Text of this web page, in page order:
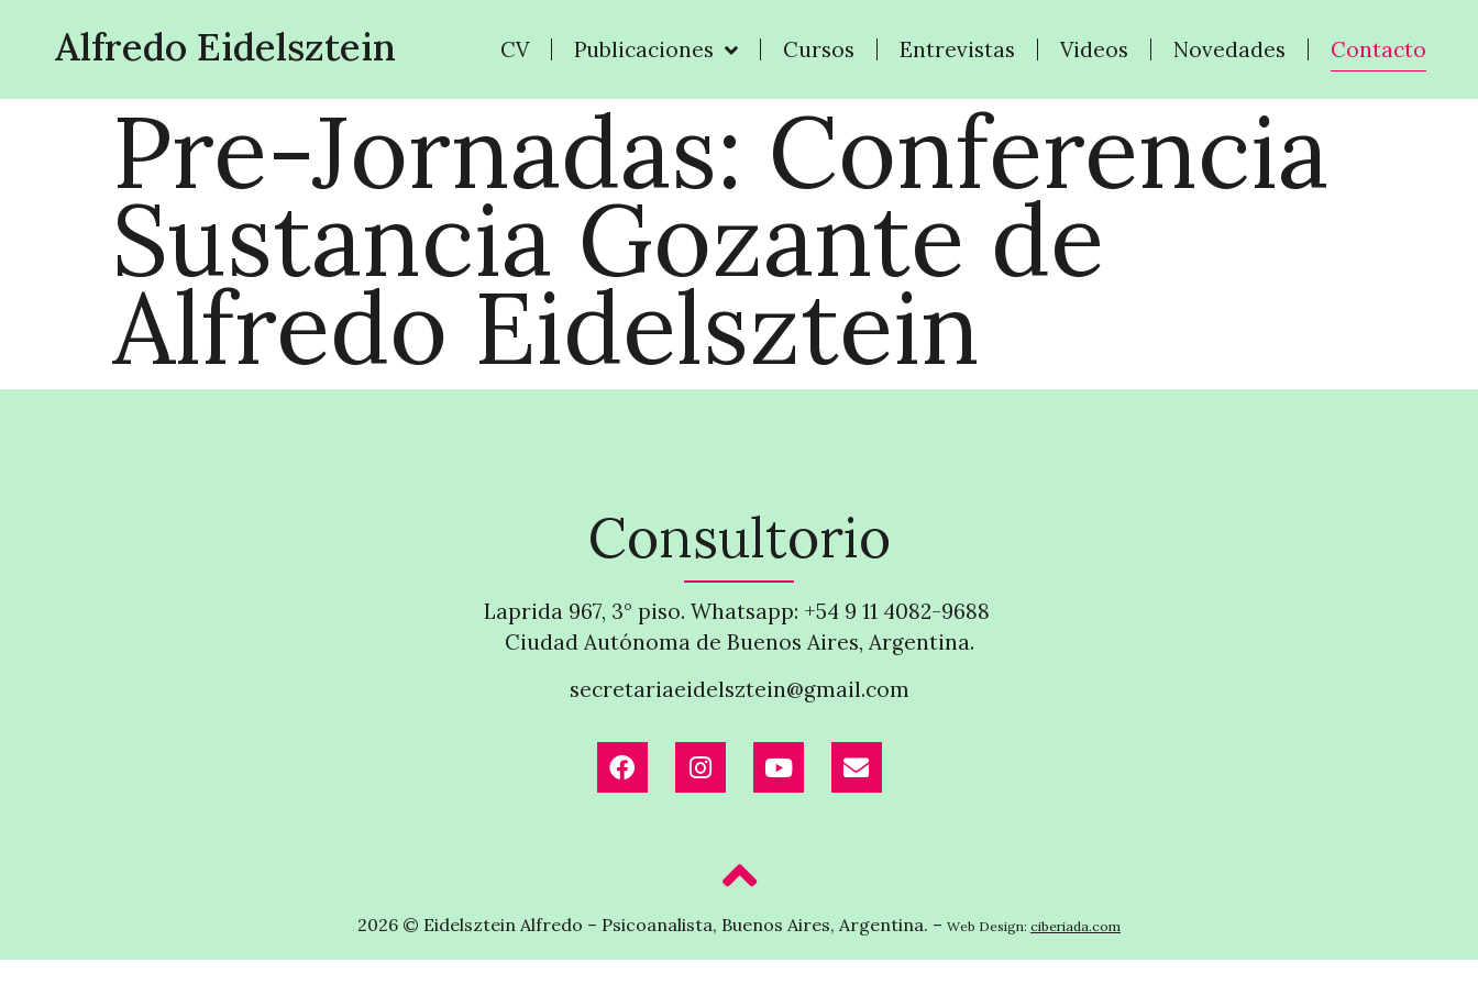
Alfredo Eidelsztein CV Publicaciones Cursos Entrevistas Videos Novedades Contacto
Pre-Jornadas: Conferencia
Sustancia Gozante de
Alfredo Eidelsztein
Consultorio
Laprida 967, 3° piso. Whatsapp: +54 9 11 4082-9688
Ciudad Autónoma de Buenos Aires, Argentina.
secretariaeidelsztein@gmail.com
2026 © Eidelsztein Alfredo – Psicoanalista, Buenos Aires, Argentina. – Web Design: ciberiada.com